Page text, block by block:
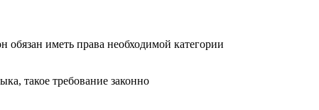
обязан иметь права необходимой категории
такое требование законно